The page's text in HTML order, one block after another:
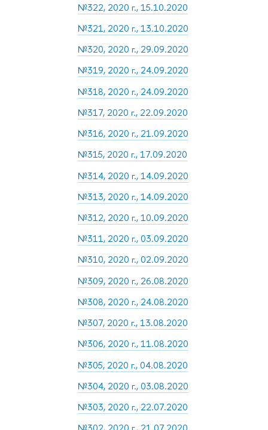
№322, 2020 г., 15.10.2020
№321, 2020 г., 13.10.2020
№320, 2020 г., 29.09.2020
№319, 2020 г., 24.09.2020
№318, 2020 г., 24.09.2020
№317, 2020 г., 22.09.2020
№316, 2020 г., 21.09.2020
№315, 2020 г., 17.09.2020
№314, 2020 г., 14.09.2020
№313, 2020 г., 14.09.2020
№312, 2020 г., 10.09.2020
№311, 2020 г., 03.09.2020
№310, 2020 г., 02.09.2020
№309, 2020 г., 26.08.2020
№308, 2020 г., 24.08.2020
№307, 2020 г., 13.08.2020
№306, 2020 г., 11.08.2020
№305, 2020 г., 04.08.2020
№304, 2020 г., 03.08.2020
№303, 2020 г., 22.07.2020